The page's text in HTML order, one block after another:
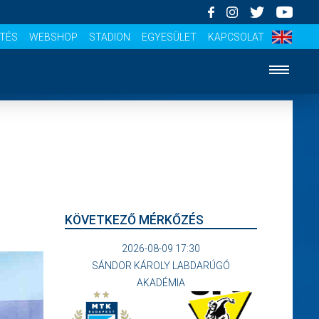
WEBSHOP STADION EGYESÜLET KAPCSOLAT
KÖVETKEZŐ MÉRKŐZÉS
2026-08-09 17:30
SÁNDOR KÁROLY LABDARÚGÓ
AKADÉMIA